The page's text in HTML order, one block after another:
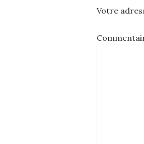
Votre